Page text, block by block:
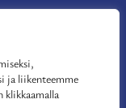
ja liikenteemme
klikkaamalla